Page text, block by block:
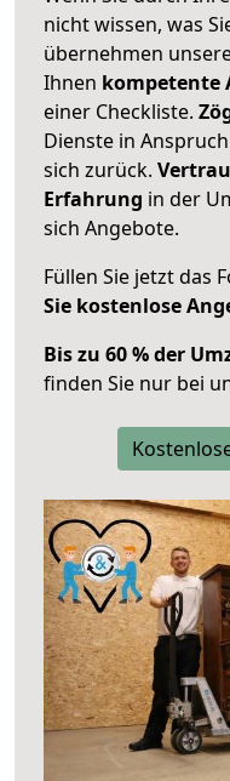
nicht wissen, was
übernehmen
Ihnen kompetente
einer Checkliste.
Dienste in
sich zurück.
Erfahrung in der
sich Angebote.
Füllen Sie jetzt das
Sie kostenlose
Bis zu 60 % der
finden Sie nur bei